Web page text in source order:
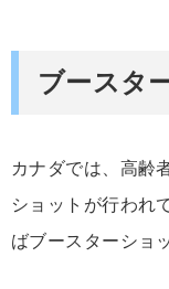
ブースタ
カナダでは、高齢
ショットが行われ
ばブースターショ